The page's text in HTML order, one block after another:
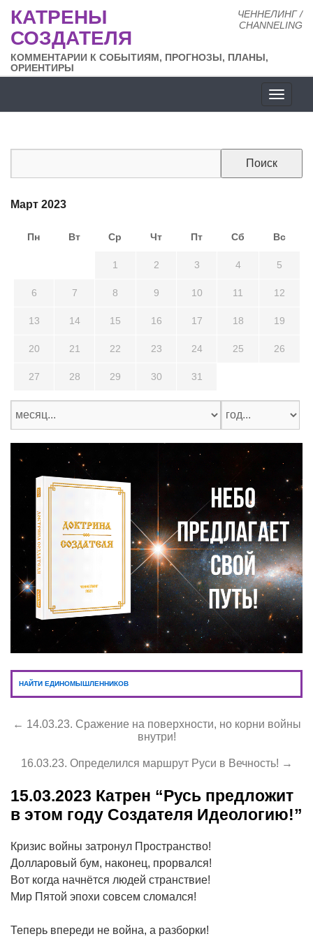
ЧЕННЕЛИНГ /
CHANNELING
КАТРЕНЫ
СОЗДАТЕЛЯ
КОММЕНТАРИИ К СОБЫТИЯМ, ПРОГНОЗЫ, ПЛАНЫ,
ОРИЕНТИРЫ
сайта
Март 2023
Пн Вт Ср Чт Пт Сб Вс
1 2 3 4 5
6 7 8 9 10 11 12
13 14 15 16 17 18 19
20 21 22 23 24 25 26
27 28 29 30 31
НАЙТИ ЕДИНОМЫШЛЕННИКОВ
← 14.03.23. Сражение на поверхности, но корни войны
внутри!
16.03.23. Определился маршрут Руси в Вечность! →
15.03.2023 Катрен “Русь предложит
в этом году Создателя Идеологию!”
Кризис войны затронул Пространство!
Долларовый бум, наконец, прорвался!
Вот когда начнётся людей странствие!
Мир Пятой эпохи совсем сломался!
Теперь впереди не война, а разборки!